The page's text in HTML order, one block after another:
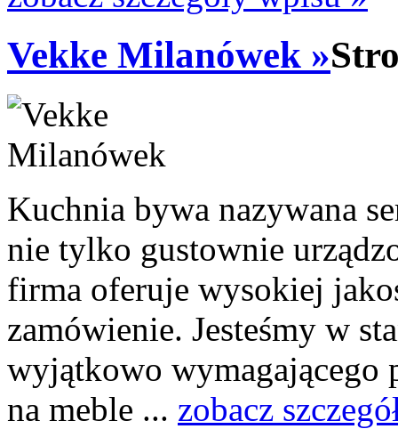
Vekke Milanówek »
Kuchnia bywa nazywana
nie tylko gustownie
firma oferuje wysokiej
zamówienie. Jesteśmy w
wyjątkowo
na meble ... zobacz